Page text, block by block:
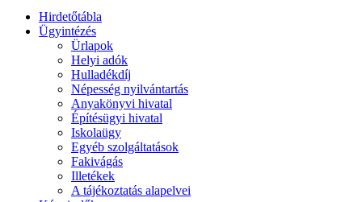
Hirdetőtábla
Ügyintézés
Ürlapok
Helyi adók
Hulladékdíj
Népesség nyilvántartás
Anyakönyvi hivatal
Építésügyi hivatal
Iskolaügy
Egyéb szolgáltatások
Fakivágás
Illetékek
A tájékoztatás alapelvei